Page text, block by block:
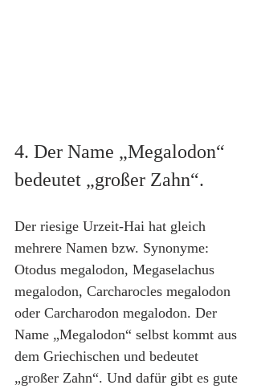
4. Der Name „Megalodon“
bedeutet „großer Zahn“.
Der riesige Urzeit-Hai hat gleich
mehrere Namen bzw. Synonyme:
Otodus megalodon, Megaselachus
megalodon, Carcharocles megalodon
oder Carcharodon megalodon. Der
Name „Megalodon“ selbst kommt aus
dem Griechischen und bedeutet
„großer Zahn“. Und dafür gibt es gute